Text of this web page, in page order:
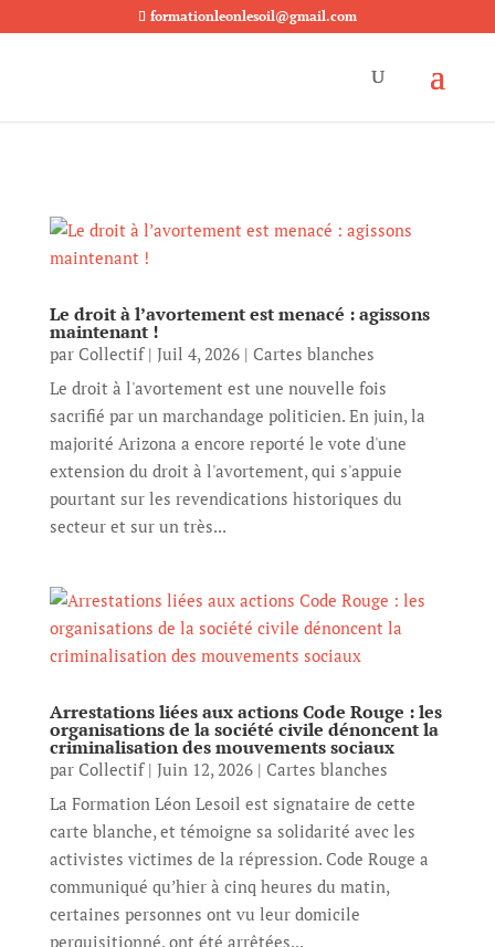
formationleonlesoil@gmail.com
Le droit à l’avortement est menacé : agissons
maintenant !
par Collectif| Juil 4, 2026| Cartes blanches
Le droit à l'avortement est une nouvelle fois
sacrifié par un marchandage politicien. En juin, la
majorité Arizona a encore reporté le vote d'une
extension du droit à l'avortement, qui s'appuie
pourtant sur les revendications historiques du
secteur et sur un très...
Arrestations liées aux actions Code Rouge : les
organisations de la société civile dénoncent la
criminalisation des mouvements sociaux
par Collectif| Juin 12, 2026| Cartes blanches
La Formation Léon Lesoil est signataire de cette
carte blanche, et témoigne sa solidarité avec les
activistes victimes de la répression. Code Rouge a
communiqué qu’hier à cinq heures du matin,
certaines personnes ont vu leur domicile
perquisitionné, ont été arrêtées...